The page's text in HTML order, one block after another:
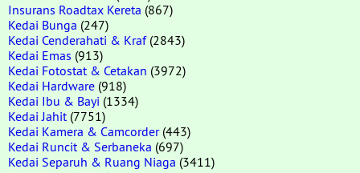
Insurans Roadtax Kereta (867)
Kedai Bunga (247)
Kedai Cenderahati & Kraf(2843)
Kedai Emas (913)
Kedai Fotostat & Cetakan (3972)
Kedai Hardware (918)
Kedai Ibu & Bayi (1334)
Kedai Jahit (7751)
Kedai Kamera & Camcorder(443)
Kedai Runcit & Serbaneka (697)
Kedai Separuh & Ruang Niaga (3411)